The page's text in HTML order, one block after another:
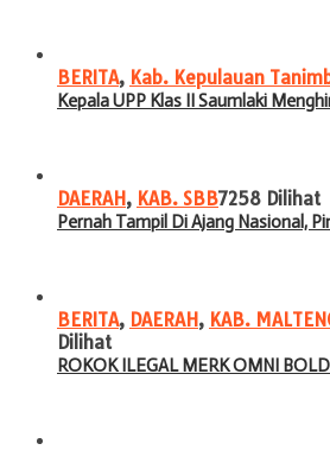
BERITA, Kab. Kepulauan
Kepala UPP Klas II Saumlaki
DAERAH, KAB. SBB7258 Dilihat
Pernah Tampil Di Ajang Nasional,
BERITA, DAERAH, KAB.
Dilihat
ROKOK ILEGAL MERK OMNI